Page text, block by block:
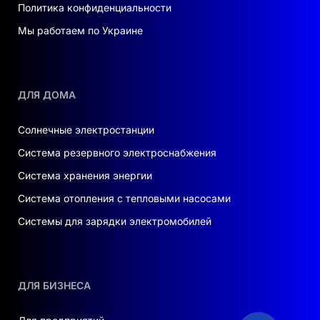
производственных технологий, что
гарантирует долгосрочную работу без потери
воздействиям и снижает риск
фотомодуль сохраняет свои характеристики
даже при интенсивной эксплуатации.
УНИВЕРСАЛЬНОЕ РЕШЕНИЕ ДЛЯ
РАЗНЫХ ОБЪЕКТОВ
Tongwei TWMNH-54HD500W подходит для:
электростанций
Политика конфиденциальности
Мы работаем по Украине
ДЛЯ ДОМА
Солнечные электростанции
Система резервного электроснабжения
Система хранения энергии
Система отопления с тепловыми насосами
Системы для зарядки электромобилей
ДЛЯ БИЗНЕСА